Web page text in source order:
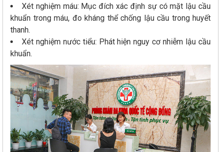
Xét nghiệm máu: Mục đích xác định sự có mặt lậu cầu
khuẩn trong máu, đo kháng thể chống lậu cầu trong huyết
thanh.
Xét nghiệm nước tiểu: Phát hiện nguy cơ nhiễm lậu cầu
khuẩn.